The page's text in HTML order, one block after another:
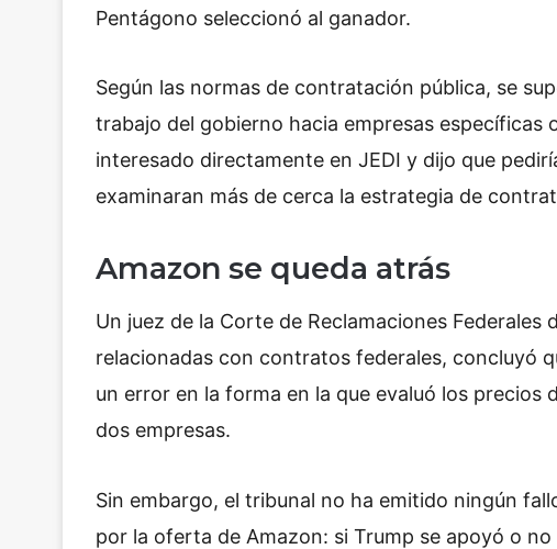
Pentágono seleccionó al ganador.
Según las normas de contratación pública, se
trabajo del gobierno hacia empresas específicas
interesado directamente en JEDI y dijo que
examinaran más de cerca la estrategia de
Amazon se queda atrás
Un juez de la Corte de Reclamaciones
relacionadas con contratos federales, concluyó
un error en la forma en la que evaluó los precios
dos empresas.
Sin embargo, el tribunal no ha emitido ningún
por la oferta de Amazon: si Trump se apoyó o